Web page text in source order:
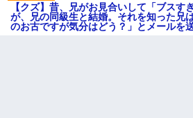
【クズ】昔、兄がお見合いして「ブスす
が、兄の同級生と結婚。それを知った兄
のお古ですが気分はどう？」とメールを